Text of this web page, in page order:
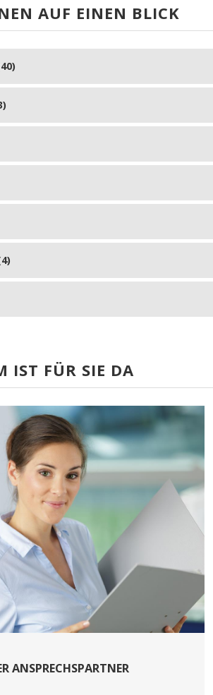
AUF EINEN BLICK
IST FÜR SIE DA
ANSPRECHSPARTNER